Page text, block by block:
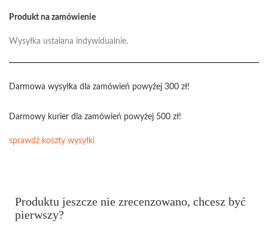
Produkt na zamówienie
Wysyłka ustalana indywidualnie.
Darmowa wysyłka dla zamówień powyżej 300 zł!
Darmowy kurier dla zamówień powyżej 500 zł!
sprawdź koszty wysyłki
Produktu jeszcze nie zrecenzowano, chcesz być
pierwszy?